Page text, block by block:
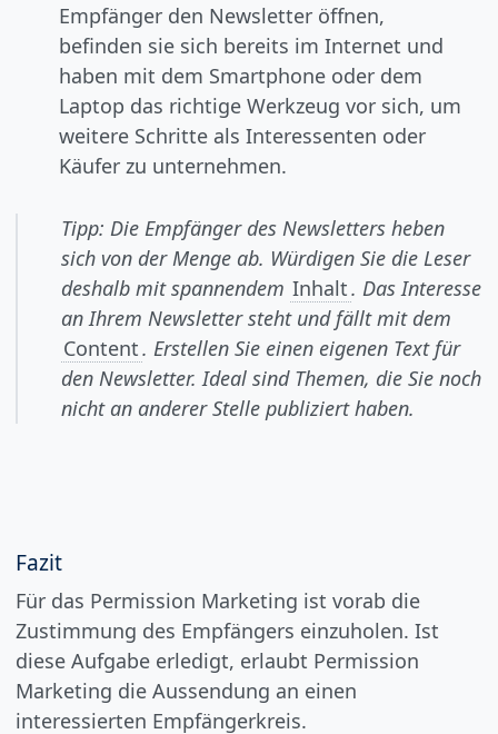
Empfänger den Newsletter öffnen,
befinden sie sich bereits im Internet und
haben mit dem Smartphone oder dem
Laptop das richtige Werkzeug vor sich, um
weitere Schritte als Interessenten oder
Käufer zu unternehmen.
Tipp: Die Empfänger des Newsletters heben
sich von der Menge ab. Würdigen Sie die Leser
deshalb mit spannendem Inhalt. Das Interesse
an Ihrem Newsletter steht und fällt mit dem
Content. Erstellen Sie einen eigenen Text für
den Newsletter. Ideal sind Themen, die Sie noch
nicht an anderer Stelle publiziert haben.
Fazit
Für das Permission Marketing ist vorab die
Zustimmung des Empfängers einzuholen. Ist
diese Aufgabe erledigt, erlaubt Permission
Marketing die Aussendung an einen
interessierten Empfängerkreis.